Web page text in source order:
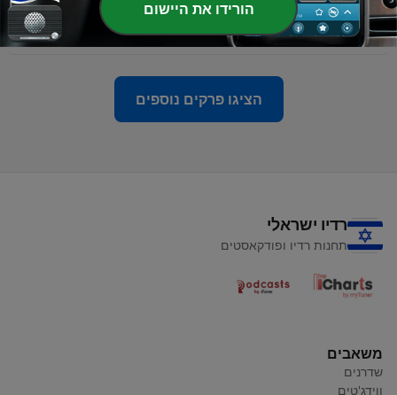
91
-
SERGEY RIGA 7/11/20
07 נוב' 2020
הציגו פרקים נוספים
רדיו ישראלי
תחנות רדיו ופודקאסטים
משאבים
שדרנים
ווידג'טים
הורידו את היישום